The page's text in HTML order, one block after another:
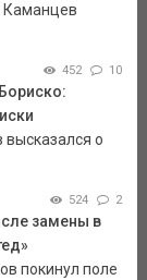
Каманцев
452 10
о
524 2
замены в
покинул поле